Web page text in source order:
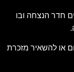
חדר הנצחה ובו
או להשאיר מזכרת